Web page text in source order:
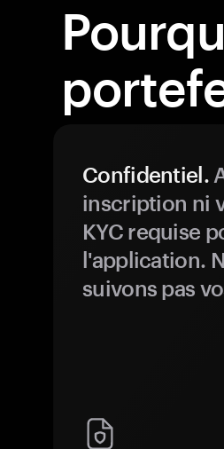
Confidentiel.
inscription ni
KYC requise
l'application.
suivons pas